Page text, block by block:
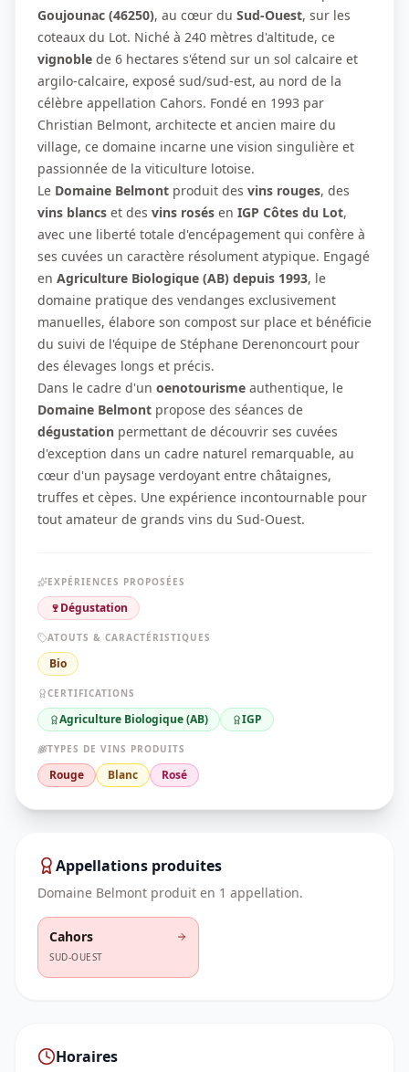
Goujounac (46250), au cœur du Sud-Ouest, sur les
coteaux du Lot. Niché à 240 mètres d'altitude, ce
vignoble de 6 hectares s'étend sur un sol calcaire et
argilo-calcaire, exposé sud/sud-est, au nord de la
célèbre appellation Cahors. Fondé en 1993 par
Christian Belmont, architecte et ancien maire du
village, ce domaine incarne une vision singulière et
passionnée de la viticulture lotoise.
Le Domaine Belmont produit des vins rouges, des
vins blancs et des vins rosés en IGP Côtes du Lot,
avec une liberté totale d'encépagement qui confère à
ses cuvées un caractère résolument atypique. Engagé
en Agriculture Biologique (AB) depuis 1993, le
domaine pratique des vendanges exclusivement
manuelles, élabore son compost sur place et bénéficie
du suivi de l'équipe de Stéphane Derenoncourt pour
des élevages longs et précis.
Dans le cadre d'un oenotourisme authentique, le
Domaine Belmont propose des séances de
dégustation permettant de découvrir ses cuvées
d'exception dans un cadre naturel remarquable, au
cœur d'un paysage verdoyant entre châtaignes,
truffes et cèpes. Une expérience incontournable pour
tout amateur de grands vins du Sud-Ouest.
EXPÉRIENCES PROPOSÉES
🍷Dégustation
ATOUTS & CARACTÉRISTIQUES
Bio
CERTIFICATIONS
Agriculture Biologique (AB) IGP
TYPES DE VINS PRODUITS
Rouge Blanc Rosé
Appellations produites
Domaine Belmont produit en 1 appellation.
Cahors
SUD-OUEST
Horaires